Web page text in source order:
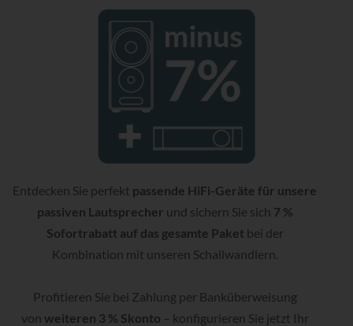
Entdecken Sie perfekt passende HiFi-Geräte für unsere
passiven Lautsprecher und sichern Sie sich 7 %
Sofortrabatt auf das gesamte Paket bei der
Kombination mit unseren Schallwandlern.
Profitieren Sie bei Zahlung per Banküberweisung
von weiteren 3 % Skonto – konfigurieren Sie jetzt Ihr